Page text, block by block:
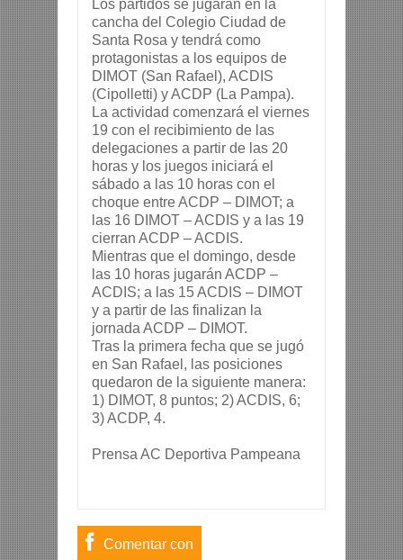
Los partidos se jugarán en la
cancha del Colegio Ciudad de
Santa Rosa y tendrá como
protagonistas a los equipos de
DIMOT (San Rafael), ACDIS
(Cipolletti) y ACDP (La Pampa).
La actividad comenzará el viernes
19 con el recibimiento de las
delegaciones a partir de las 20
horas y los juegos iniciará el
sábado a las 10 horas con el
choque entre ACDP – DIMOT; a
las 16 DIMOT – ACDIS y a las 19
cierran ACDP – ACDIS.
Mientras que el domingo, desde
las 10 horas jugarán ACDP –
ACDIS; a las 15 ACDIS – DIMOT
y a partir de las finalizan la
jornada ACDP – DIMOT.
Tras la primera fecha que se jugó
en San Rafael, las posiciones
quedaron de la siguiente manera:
1) DIMOT, 8 puntos; 2) ACDIS, 6;
3) ACDP, 4.
Prensa AC Deportiva Pampeana
Comentar con